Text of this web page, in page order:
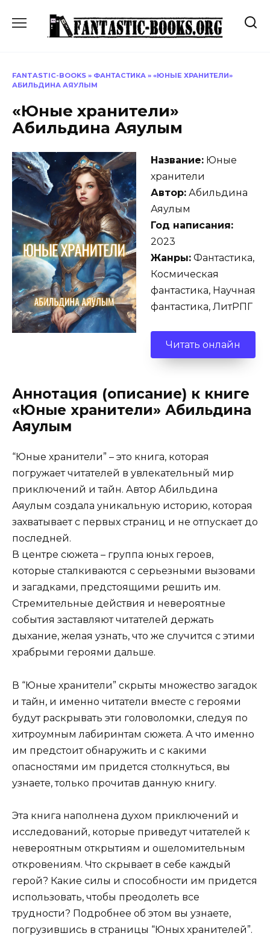
содержанию
FANTASTIC-BOOKS » ФАНТАСТИКА » «ЮНЫЕ ХРАНИТЕЛИ»
АБИЛЬДИНА АЯУЛЫМ
«Юные хранители»
Абильдина Аяулым
Название: Юные
хранители
Автор: Абильдина
Аяулым
Год написания:
2023
Жанры: Фантастика,
Космическая
фантастика, Научная
фантастика, ЛитРПГ
Читать онлайн
Аннотация (описание) к книге
«Юные хранители» Абильдина
Аяулым
“Юные хранители” – это книга, которая
погружает читателей в увлекательный мир
приключений и тайн. Автор Абильдина
Аяулым создала уникальную историю, которая
захватывает с первых страниц и не отпускает до
последней.
В центре сюжета – группа юных героев,
которые сталкиваются с серьезными вызовами
и загадками, предстоящими решить им.
Стремительные действия и невероятные
события заставляют читателей держать
дыхание, желая узнать, что же случится с этими
храбрыми героями дальше.
В “Юные хранители” скрыты множество загадок
и тайн, и именно читатели вместе с героями
будут раскрывать эти головоломки, следуя по
хитроумным лабиринтам сюжета. А что именно
им предстоит обнаружить и с какими
опасностями им придется столкнуться, вы
узнаете, только прочитав данную книгу.
Эта книга наполнена духом приключений и
исследований, которые приведут читателей к
невероятным открытиям и ошеломительным
откровениям. Что скрывает в себе каждый
герой? Какие силы и способности им придется
использовать, чтобы преодолеть все
трудности? Подробнее об этом вы узнаете,
погрузившись в страницы “Юных хранителей”.